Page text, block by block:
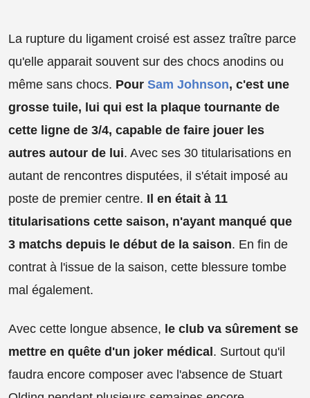
La rupture du ligament croisé est assez traître parce
qu'elle apparait souvent sur des chocs anodins ou
même sans chocs. Pour Sam Johnson, c'est une
grosse tuile, lui qui est la plaque tournante de
cette ligne de 3/4, capable de faire jouer les
autres autour de lui. Avec ses 30 titularisations en
autant de rencontres disputées, il s'était imposé au
poste de premier centre. Il en était à 11
titularisations cette saison, n'ayant manqué que
3 matchs depuis le début de la saison. En fin de
contrat à l'issue de la saison, cette blessure tombe
mal également.
Avec cette longue absence, le club va sûrement se
mettre en quête d'un joker médical. Surtout qu'il
faudra encore composer avec l'absence de Stuart